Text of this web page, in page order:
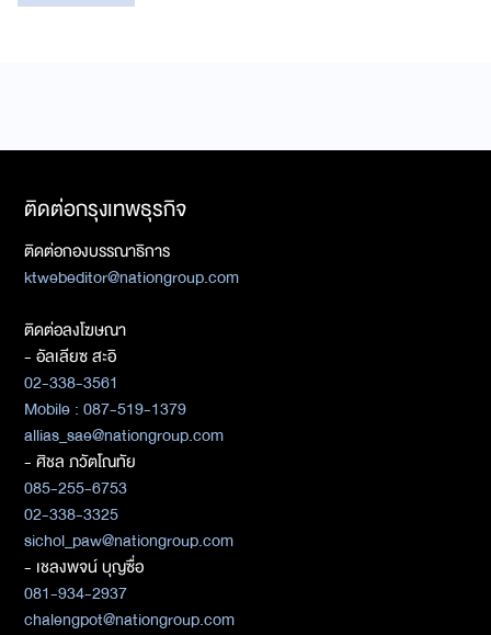
ติดต่อกรุงเทพธุรกิจ
ติดต่อกองบรรณาธิการ
ktwebeditor@nationgroup.com
ติดต่อลงโฆษณา
- อัลเลียซ สะอิ
02-338-3561
Mobile : 087-519-1379
allias_sae@nationgroup.com
- ศิชล ภวัตโณทัย
085-255-6753
02-338-3325
sichol_paw@nationgroup.com
- เชลงพจน์ บุญซื่อ
081-934-2937
chalengpot@nationgroup.com